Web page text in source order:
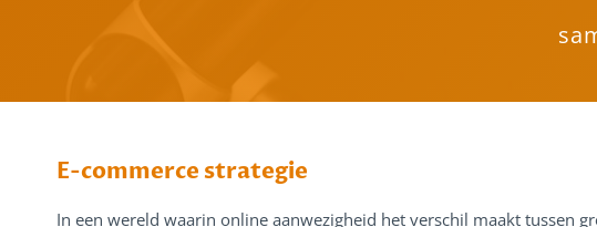
E-commerce strategie
In een wereld waarin online aanwezigheid het verschil maakt tussen